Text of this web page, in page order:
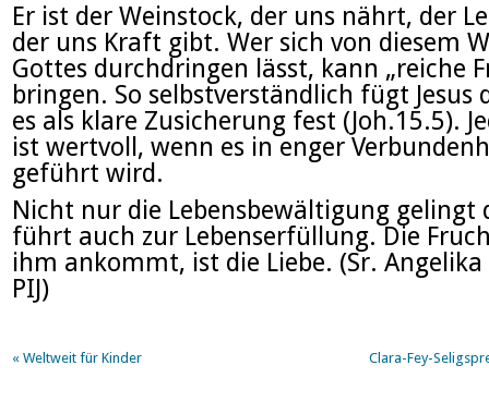
Er ist der Weinstock, der uns nährt, der
der uns Kraft gibt. Wer sich von diesem
Gottes durchdringen lässt, kann „reiche
bringen. So selbstverständlich fügt Jesus
es als klare Zusicherung fest (Joh.15.5).
ist wertvoll, wenn es in enger
geführt wird.
Nicht nur die Lebensbewältigung gelingt
führt auch zur Lebenserfüllung. Die
ihm ankommt, ist die Liebe. (Sr.
PIJ)
« Weltweit für Kinder Clara-Fey-